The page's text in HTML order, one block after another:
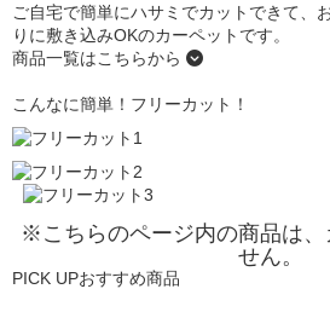
ご自宅で簡単にハサミでカットできて、
りに敷き込みOKのカーペットです。
商品一覧はこちらから
こんなに簡単！フリーカット！
※こちらのページ内の商品は、
せん。
PICK UPおすすめ商品